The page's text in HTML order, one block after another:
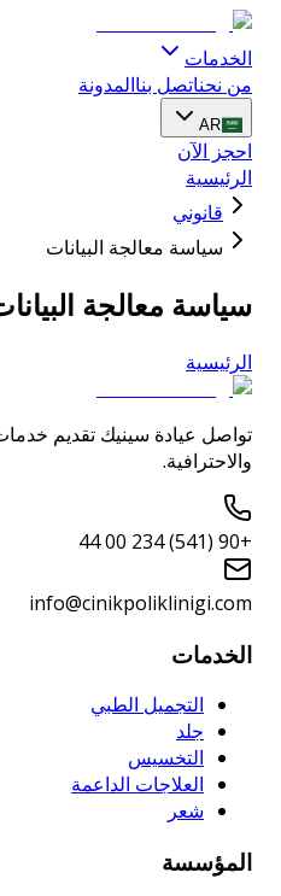
الخدمات
من نحن اتصل بنا المدونة
AR
احجز الآن
الرئيسية
قانوني
سياسة معالجة البيانات
سياسة معالجة البيانات
الرئيسية
تواصل عيادة سينيك تقديم خدمات
والاحترافية.
info@cinikpoliklinigi.com
الخدمات
التجميل الطبي
جلد
التخسيس
العلاجات الداعمة
شعر
المؤسسة